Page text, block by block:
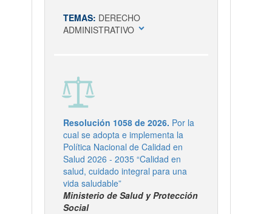
TEMAS: DERECHO
ADMINISTRATIVO expand_more
Resolución 1058 de 2026. Por la
cual se adopta e implementa la
Política Nacional de Calidad en
Salud 2026 - 2035 “Calidad en
salud, cuidado integral para una
vida saludable”
Ministerio de Salud y Protección
Social